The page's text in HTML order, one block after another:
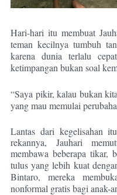
Hari-hari itu membuat
teman kecilnya tumbuh
karena dunia terlalu
ketimpangan bukan soal
“Saya pikir, kalau bukan
yang mau memulai
Lantas dari kegelisahan
rekannya, Jauhari
membawa beberapa tikar,
tulus yang lebih kuat
Bintaro, mereka
nonformal gratis bagi anak-